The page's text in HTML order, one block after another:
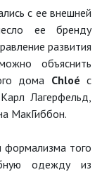
с ее внешней
ее бренду
развития
объяснить
дома Chloé с
Лагерфельд,
МакГиббон.
того
одежду из